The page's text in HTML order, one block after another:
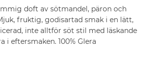
doft av sötmandel, päron och
fruktig, godisartad smak i en lätt,
inte alltför söt stil med läskande
i eftersmaken. 100% Glera